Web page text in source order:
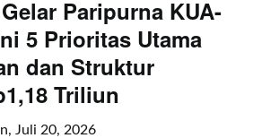
Paripurna KUA-
5 Prioritas Utama
dan Struktur
Triliun
Juli 20, 2026